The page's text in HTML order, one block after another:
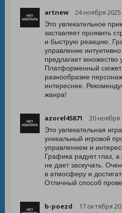
artnew 24 ноября 2025
Это увлекательное
заставляет проявить
и быструю реакцию.
управление
предлагает множество
Платформенный сюжет
разнообразие
интереснее.
жанра!
azorel45871 20 ноября
Это увлекательная
уникальный игровой
управлением и
Графика радует глаз,
не дает заскучать.
в атмосферу и
Отличный способ
b-poezd 17 октября